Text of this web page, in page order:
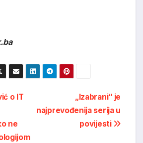
„Izabrani“ je
najprevođenija serija u
povijesti
o IT
ne